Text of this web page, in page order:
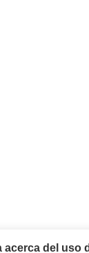
del